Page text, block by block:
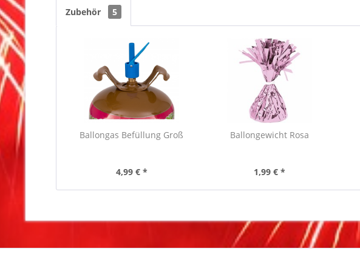
Zubehör 5
Ballongas Befüllung Groß
4,99 € *
Ballongewicht Rosa
1,99 € *